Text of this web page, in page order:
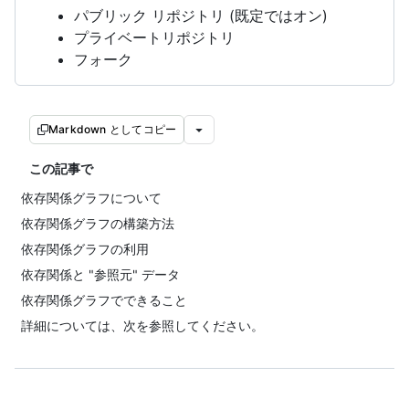
パブリック リポジトリ (既定ではオン)
プライベートリポジトリ
フォーク
Markdown としてコピー
この記事で
依存関係グラフについて
依存関係グラフの構築方法
依存関係グラフの利用
依存関係と "参照元" データ
依存関係グラフでできること
詳細については、次を参照してください。